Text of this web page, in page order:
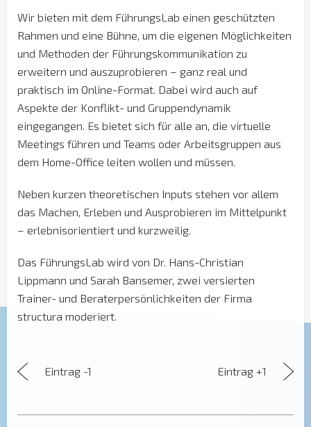
Wir bieten mit dem FührungsLab einen geschützten
Rahmen und eine Bühne, um die eigenen Möglichkeiten
und Methoden der Führungskommunikation zu
erweitern und auszuprobieren – ganz real und
praktisch im Online-Format. Dabei wird auch auf
Aspekte der Konflikt- und Gruppendynamik
eingegangen. Es bietet sich für alle an, die virtuelle
Meetings führen und Teams oder Arbeitsgruppen aus
dem Home-Office leiten wollen und müssen.
Neben kurzen theoretischen Inputs stehen vor allem
das Machen, Erleben und Ausprobieren im Mittelpunkt
– erlebnisorientiert und kurzweilig.
Das FührungsLab wird von Dr. Hans-Christian
Lippmann und Sarah Bansemer, zwei versierten
Trainer- und Beraterpersönlichkeiten der Firma
structura moderiert.
Eintrag +1
Eintrag -1